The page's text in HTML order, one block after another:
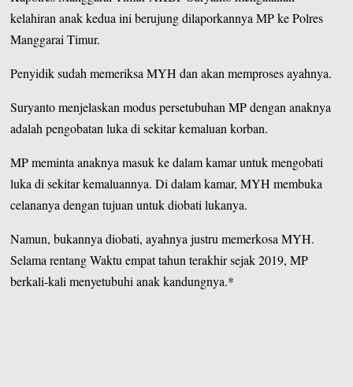
kelahiran anak kedua ini berujung dilaporkannya MP ke Polres
Manggarai Timur.
Penyidik sudah memeriksa MYH dan akan memproses ayahnya.
Suryanto menjelaskan modus persetubuhan MP dengan anaknya
adalah pengobatan luka di sekitar kemaluan korban.
MP meminta anaknya masuk ke dalam kamar untuk mengobati
luka di sekitar kemaluannya. Di dalam kamar, MYH membuka
celananya dengan tujuan untuk diobati lukanya.
Namun, bukannya diobati, ayahnya justru memerkosa MYH.
Selama rentang Waktu empat tahun terakhir sejak 2019, MP
berkali-kali menyetubuhi anak kandungnya.*